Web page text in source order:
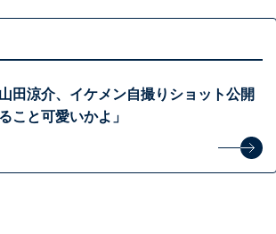
田涼介、イケメン自撮りショット公開
こと可愛いかよ」